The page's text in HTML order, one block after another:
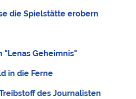
die Spielstätte erobern
"Lenas Geheimnis"
in die Ferne
des Journalisten